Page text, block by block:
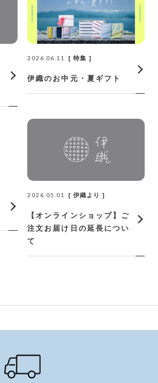
2026.06.11 特集
伊織のお中元・夏ギフト
2026.05.01 伊織より
【オンラインショップ】ご
注文お届け日の延長につい
て